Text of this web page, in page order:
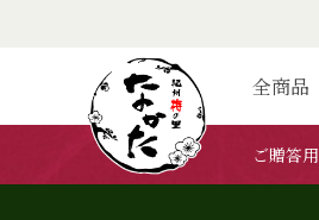
ご贈答
全商品